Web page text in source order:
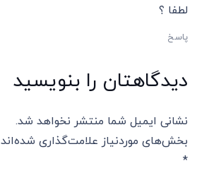
لطفا ؟
پاسخ
دیدگاهتان را بنویسید
نشانی ایمیل شما منتشر نخواهد شد.
بخش‌های موردنیاز علامت‌گذاری شده‌اند
*